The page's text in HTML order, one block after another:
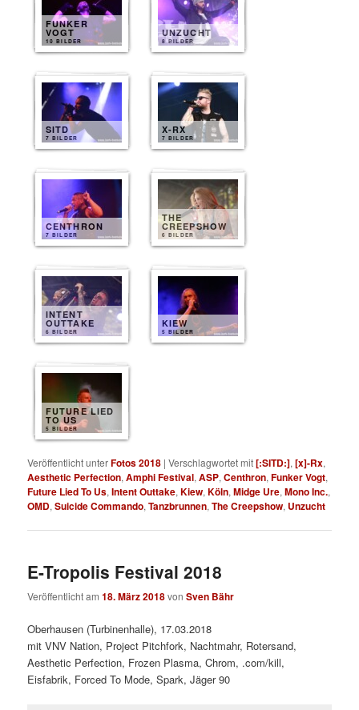
FUNKER
VOGT
10 BILDER
UNZUCHT
8 BILDER
SITD
7 BILDER
X-RX
7 BILDER
CENTHRON
7 BILDER
THE
CREEPSHOW
6 BILDER
INTENT
OUTTAKE
6 BILDER
KIEW
5 BILDER
FUTURE LIED
TO US
5 BILDER
Veröffentlicht unterFotos 2018 |Verschlagwortet mit[:SITD:],[x]-Rx,
Aesthetic Perfection,Amphi Festival,ASP,Centhron,Funker Vogt,
Future Lied To Us,Intent Outtake,Kiew,Köln,Midge Ure,Mono Inc.,
OMD,Suicide Commando,Tanzbrunnen,The Creepshow, Unzucht
E-Tropolis Festival 2018
Veröffentlicht am18. März 2018vonSven Bähr
Oberhausen (Turbinenhalle), 17.03.2018
mit VNV Nation, Project Pitchfork, Nachtmahr, Rotersand,
Aesthetic Perfection, Frozen Plasma, Chrom, .com/kill,
Eisfabrik, Forced To Mode, Spark, Jäger 90